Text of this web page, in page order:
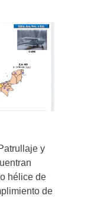
y
hélice de
de